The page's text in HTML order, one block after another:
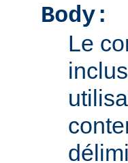
Body:
Le